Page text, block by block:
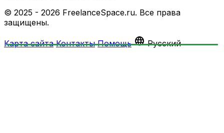
© 2025 - 2026 FreelanceSpace.ru. Все права
защищены.
Карта сайта Контакты Помощь languageРусский